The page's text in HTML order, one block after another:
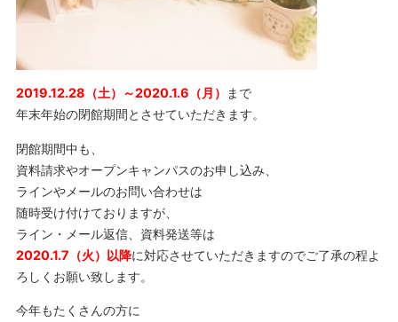
2019.12.28（土）～2020.1.6（月） まで
年末年始の閉館期間とさせていただきます。
閉館期間中も、
資料請求やオープンキャンパスのお申し込み、
ラインやメールのお問い合わせは
随時受け付けておりますが、
ライン・メール返信、資料発送等は
2020.1.7（火）以降に対応させていただきますのでご了承の程よ
ろしくお願い致します。
今年もたくさんの方に